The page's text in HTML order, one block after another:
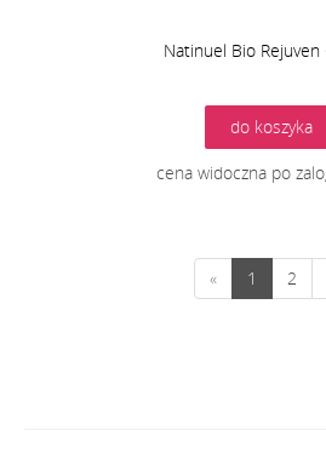
Natinuel Bio Rejuven
do koszyka
cena widoczna po
« 1 2